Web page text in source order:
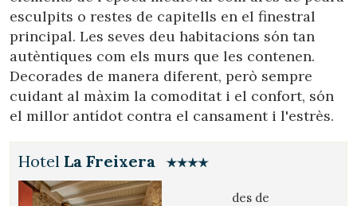
esculpits o restes de capitells en el finestral
principal. Les seves deu habitacions són tan
autèntiques com els murs que les contenen.
Decorades de manera diferent, però sempre
cuidant al màxim la comoditat i el confort, són
el millor antídot contra el cansament i l'estrès.
Hotel La Freixera
des de